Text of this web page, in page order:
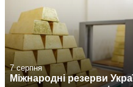
7 серпня
Міжнародні резерви